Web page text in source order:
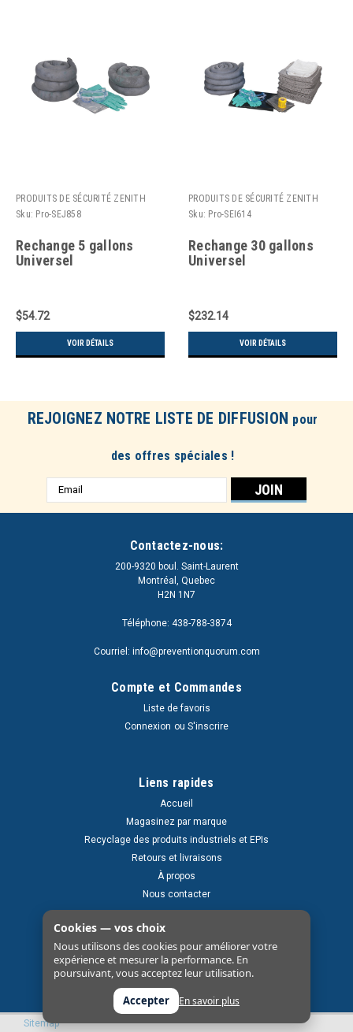
PRODUITS DE SÉCURITÉ ZENITH
Sku: Pro-SEJ858
Rechange 5 gallons
Universel
$54.72
VOIR DÉTAILS
PRODUITS DE SÉCURITÉ ZENITH
Sku: Pro-SEI614
Rechange 30 gallons
Universel
$232.14
VOIR DÉTAILS
REJOIGNEZ NOTRE LISTE DE DIFFUSION pour
des offres spéciales !
Adresse
e-
Contactez-nous:
200-9320 boul. Saint-Laurent
Montréal, Quebec
H2N 1N7
Téléphone: 438-788-3874
Courriel: info@preventionquorum.com
Compte et Commandes
Liste de favoris
Connexion ou S'inscrire
Liens rapides
Accueil
Magasinez par marque
Recyclage des produits industriels et EPIs
Retours et livraisons
À propos
Nous contacter
Sitemap
Cookies — vos choix
Nous utilisons des cookies pour améliorer votre
expérience et mesurer la performance. En
poursuivant, vous acceptez leur utilisation.
Accepter
En savoir plus